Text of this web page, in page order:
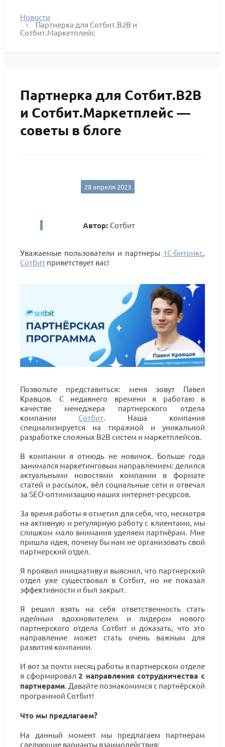
Новости
Партнерка для Сотбит.B2B и
Сотбит.Маркетплейс
Партнерка для Сотбит.B2B
и Сотбит.Маркетплейс —
советы в блоге
28 апреля 2023
Автор: Сотбит
Уважаемые пользователи и партнеры 1С-Битрикс,
Сотбит приветствует вас!
Позвольте представиться: меня зовут Павел
Кравцов. С недавнего времени я работаю в
качестве менеджера партнерского отдела
компании Сотбит . Наша компания
специализируется на тиражной и уникальной
разработке сложных B2B систем и маркетплейсов.
В компании я отнюдь не новичок. Больше года
занимался маркетинговым направлением: делился
актуальными новостями компании в формате
статей и рассылок, вёл социальные сети и отвечал
за SEO-оптимизацию наших интернет-ресурсов.
За время работы я отметил для себя, что, несмотря
на активную и регулярную работу с клиентами, мы
слишком мало внимания уделяем партнёрам. Мне
пришла идея, почему бы нам не организовать свой
партнерский отдел.
Я проявил инициативу и выяснил, что партнерский
отдел уже существовал в Сотбит, но не показал
эффективности и был закрыт.
Я решил взять на себя ответственность стать
идейным вдохновителем и лидером нового
партнерского отдела Сотбит и доказать, что это
направление может стать очень важным для
развития компании.
И вот за почти месяц работы в партнерском отделе
я сформировал2 направления сотрудничества с
партнерами . Давайте познакомимся с партнёрской
программой Сотбит!
Что мы предлагаем?
На данный момент мы предлагаем партнерам
следующие варианты взаимодействия: